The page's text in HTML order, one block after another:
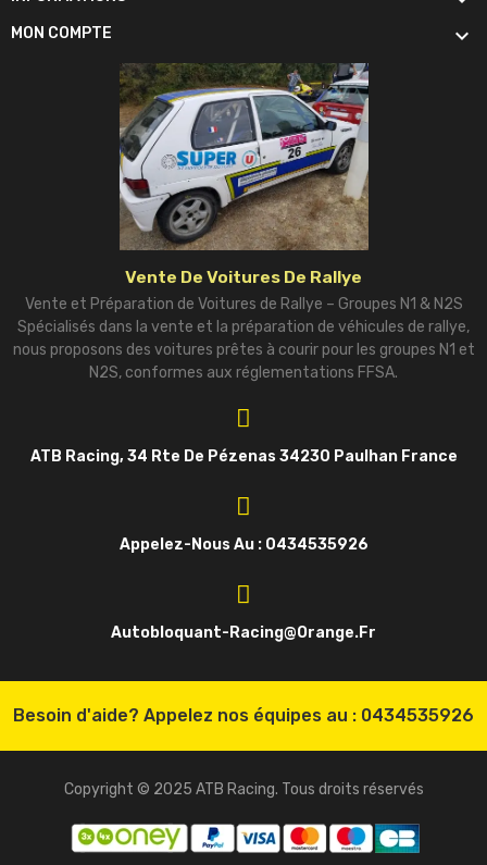
MON COMPTE 
Vente De Voitures De Rallye
Vente et Préparation de Voitures de Rallye – Groupes N1 & N2S
Spécialisés dans la vente et la préparation de véhicules de rallye,
nous proposons des voitures prêtes à courir pour les groupes N1 et
N2S, conformes aux réglementations FFSA.
ATB Racing, 34 Rte De Pézenas 34230 Paulhan France
Appelez-Nous Au : 0434535926
Autobloquant-Racing@orange.fr
Besoin d'aide? Appelez nos équipes au : 0434535926
Copyright © 2025 ATB Racing. Tous droits réservés